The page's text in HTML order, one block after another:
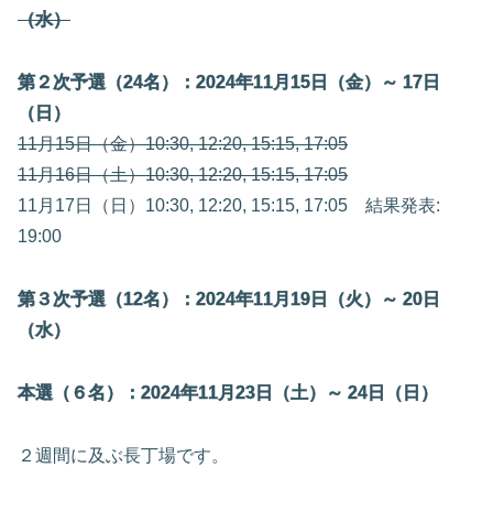
（水）
第２次予選（24名）：2024年11月15日（金）～ 17日
（日）
11月15日（金）10:30, 12:20, 15:15, 17:05
11月16日（土）10:30, 12:20, 15:15, 17:05
11月17日（日）10:30, 12:20, 15:15, 17:05 結果発表:
19:00
第３次予選（12名）：2024年11月19日（火）～ 20日
（水）
本選（６名）：2024年11月23日（土）～ 24日（日）
２週間に及ぶ長丁場です。